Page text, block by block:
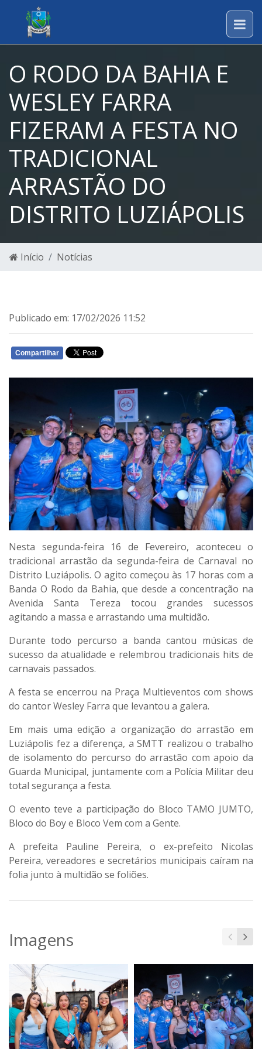
O RODO DA BAHIA E
WESLEY FARRA
FIZERAM A FESTA NO
TRADICIONAL
ARRASTÃO DO
DISTRITO LUZIÁPOLIS
Início Notícias
Publicado em: 17/02/2026 11:52
Compartilhar
Nesta segunda-feira 16 de Fevereiro, aconteceu o
tradicional arrastão da segunda-feira de Carnaval no
Distrito Luziápolis. O agito começou às 17 horas com a
Banda O Rodo da Bahia, que desde a concentração na
Avenida Santa Tereza tocou grandes sucessos
agitando a massa e arrastando uma multidão.
Durante todo percurso a banda cantou músicas de
sucesso da atualidade e relembrou tradicionais hits de
carnavais passados.
A festa se encerrou na Praça Multieventos com shows
do cantor Wesley Farra que levantou a galera.
Em mais uma edição a organização do arrastão em
Luziápolis fez a diferença, a SMTT realizou o trabalho
de isolamento do percurso do arrastão com apoio da
Guarda Municipal, juntamente com a Polícia Militar deu
total segurança a festa.
O evento teve a participação do Bloco TAMO JUMTO,
Bloco do Boy e Bloco Vem com a Gente.
A prefeita Pauline Pereira, o ex-prefeito Nicolas
Pereira, vereadores e secretários municipais caíram na
folia junto à multidão se foliões.
Imagens